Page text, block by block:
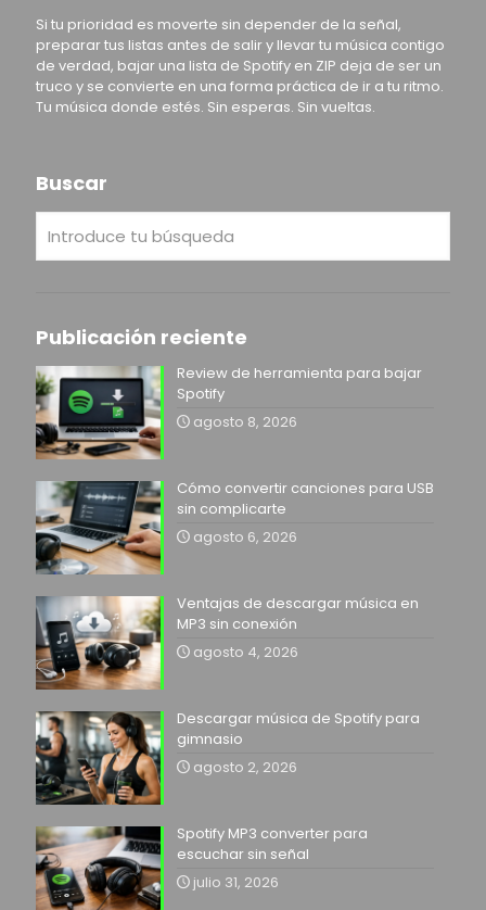
Si tu prioridad es moverte sin depender de la señal,
preparar tus listas antes de salir y llevar tu música contigo
de verdad, bajar una lista de Spotify en ZIP deja de ser un
truco y se convierte en una forma práctica de ir a tu ritmo.
Tu música donde estés. Sin esperas. Sin vueltas.
Buscar
Publicación reciente
Review de herramienta para bajar
Spotify
agosto 8, 2026
Cómo convertir canciones para USB
sin complicarte
agosto 6, 2026
Ventajas de descargar música en
MP3 sin conexión
agosto 4, 2026
Descargar música de Spotify para
gimnasio
agosto 2, 2026
Spotify MP3 converter para
escuchar sin señal
julio 31, 2026